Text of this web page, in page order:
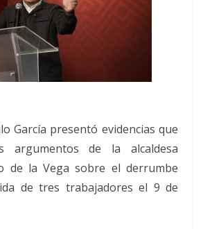
García presentó evidencias que
argumentos de la alcaldesa
de la Vega sobre el derrumbe
de tres trabajadores el 9 de